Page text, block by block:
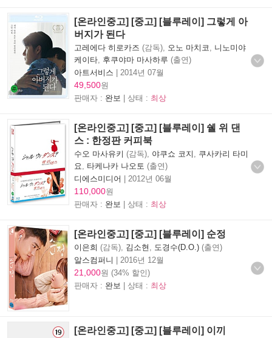
[온라인중고] [중고] [블루레이] 그렇게 아
버지가 된다
고레에다 히로카즈 (감독), 오노 마치코
니노미야
케이타 후쿠야마 마사하루 (출연)
아트서비스 | 2014년 07월
49,500원
판매자 : 완보 | 상태 : 최상
[온라인중고] [중고] [블루레이] 쉘 위 댄
스 : 한정판 커피북
수오 마사유키 (감독), 야쿠쇼 코지
쿠사카리 타미
요
타케나카 나오토 (출연)
디에스미디어 | 2012년 06월
110,000원
판매자 : 완보 | 상태 : 최상
[온라인중고] [중고] [블루레이] 순정
이은희 (감독), 김소현 도경수(D.O.) (출연)
알스컴퍼니 | 2016년 12월
21,000원 (34% 할인)
판매자 : 완보 | 상태 : 최상
[온라인중고] [중고] [블루레이] 이끼